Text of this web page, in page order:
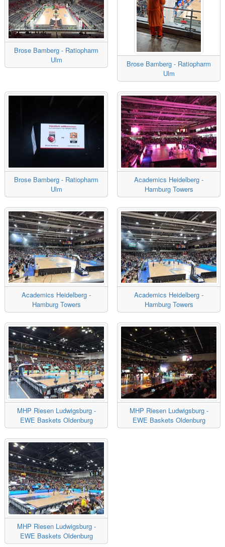
Brose Bamberg - Ratiopharm
Ulm
Brose Bamberg - Ratiopharm
Ulm
Brose Bamberg - Ratiopharm
Ulm
Academics Heidelberg -
Hamburg Towers
Academics Heidelberg -
Hamburg Towers
Academics Heidelberg -
Hamburg Towers
MHP Riesen Ludwigsburg -
EWE Baskets Oldenburg
MHP Riesen Ludwigsburg -
EWE Baskets Oldenburg
MHP Riesen Ludwigsburg -
EWE Baskets Oldenburg